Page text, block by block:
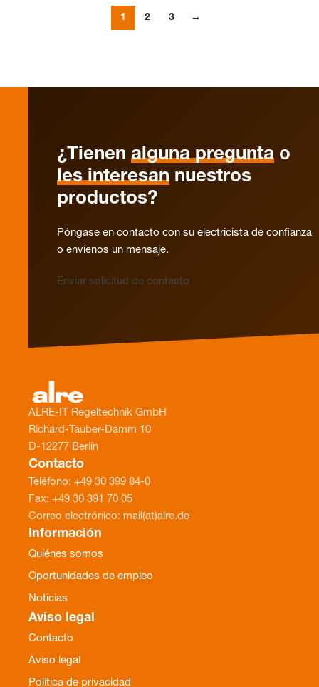
1 2 3 →
¿Tienen alguna pregunta o
les interesan nuestros
productos?
Póngase en contacto con su electricista de confianza
o envíenos un mensaje.
Enviar solicitud de contacto
ALRE-IT Regeltechnik GmbH
Richard-Tauber-Damm 10
D-12277 Berlín
Contacto
Teléfono: +49 30 399 84-0
Fax: +49 30 391 70 05
Correo electrónico: mail(at)alre.de
Información
Quiénes somos
Oportunidades de empleo
Noticias
Aviso legal
Contacto
Aviso legal
Política de privacidad